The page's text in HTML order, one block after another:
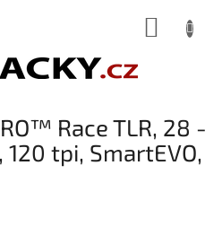
Race TLR, 28 -
120 tpi, SmartEVO,